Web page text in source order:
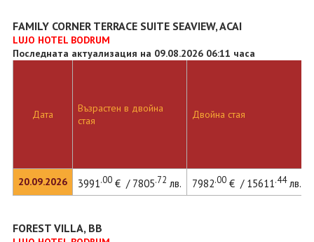
FAMILY CORNER TERRACE SUITE SEAVIEW, ACAI
LUJO HOTEL BODRUM
Последната актуализация на 09.08.2026 06:11 часа
Дата
20.09.2026
Възрастен в двойна
стая
Двойна стая
3991.00€ / 7805.72 лв. 7982.00€ / 15611.44лв.
FOREST VILLA, BB